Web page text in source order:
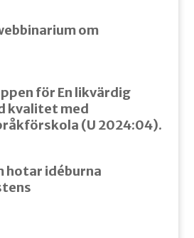
om
för En likvärdig
kvalitet med
(U 2024:04).
hotar idéburna